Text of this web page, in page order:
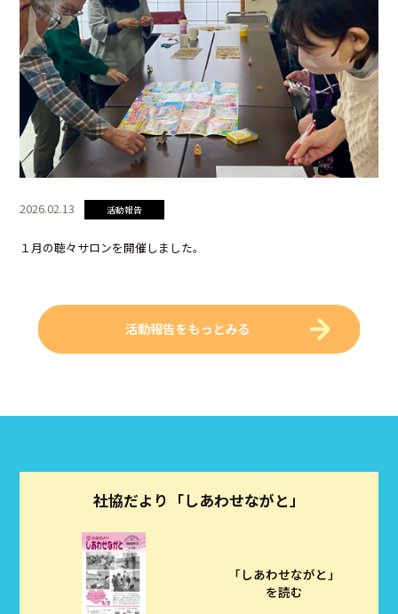
2026.02.13 活動報告
１月の聴々サロンを開催しました。
活動報告をもっとみる
社協だより「しあわせながと」
「しあわせながと」
を読む